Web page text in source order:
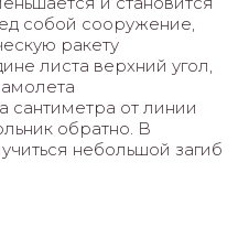
собой сооружение,
ракету
листа верхний угол,
сантиметра от линии
обратно. В
небольшой загиб